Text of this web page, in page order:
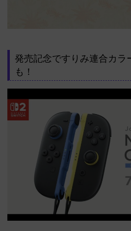
発売記念ですりみ連合カラ
も！